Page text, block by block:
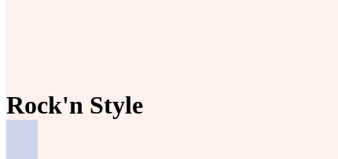
Rock'n Style